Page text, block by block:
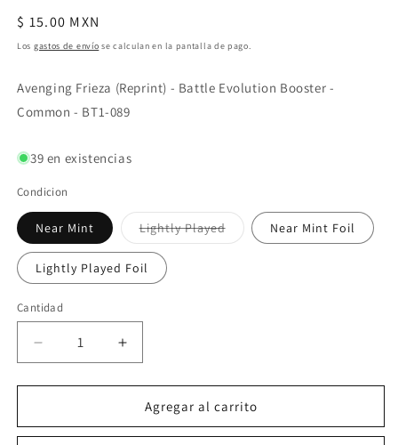
Precio
habitual
$ 15.00 MXN
Los gastos de envío se calculan en la pantalla de pago.
Avenging Frieza (Reprint) - Battle Evolution Booster -
Common - BT1-089
39 en existencias
Condicion
Near Mint Lightly PlayedVariante
agotada
Near Mint Foil
Lightly Played Foil
Cantidad
Cantidad
Reducir
cantidad
para
Frieza
Aumentar
cantidad
para
Avenging
Frieza
Agregar al carrito